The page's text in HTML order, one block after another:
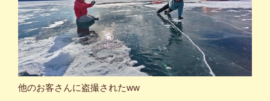
他のお客さんに盗撮されたww